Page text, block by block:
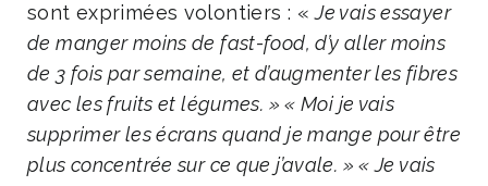
sont exprimées volontiers : «Je vais essayer
de manger moins de fast-food, d’y aller moins
de 3 fois par semaine, et d’augmenter les fibres
avec les fruits et légumes. » « Moi je vais
supprimer les écrans quand je mange pour être
plus concentrée sur ce que j’avale. » « Je vais